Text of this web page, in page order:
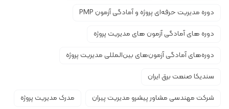
دوره مدیریت حرفه‌ای پروژه و آمادگی آزمون PMP
دوره های آمادگی آزمون های مدیریت پروژه
دوره‌های آمادگی آزمون‌های بین‌المللی مدیریت پروژه
سندیکا صنعت برق ایران
شرکت مهندسی مشاور پیشرو مدیریت پیران
مدرک مدیریت پروژه